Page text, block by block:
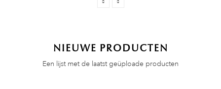
NIEUWE PRODUCTEN
Een lijst met de laatst geüploade producten